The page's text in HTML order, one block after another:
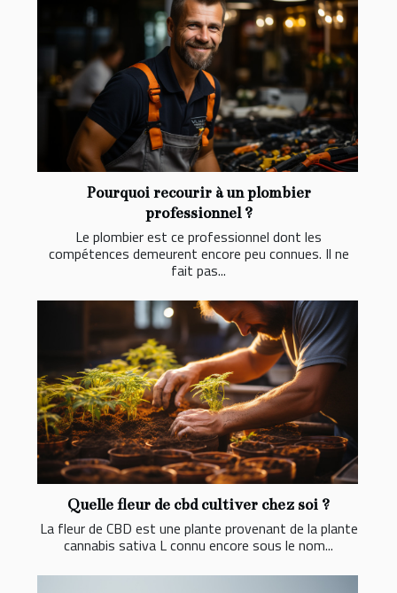
Pourquoi recourir à un plombier
professionnel ?
Le plombier est ce professionnel dont les
compétences demeurent encore peu connues. Il ne
fait pas...
Quelle fleur de cbd cultiver chez soi ?
La fleur de CBD est une plante provenant de la plante
cannabis sativa L connu encore sous le nom...